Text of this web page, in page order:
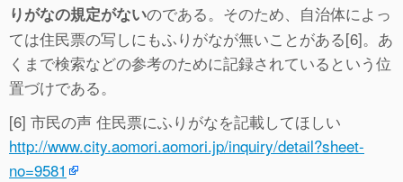
りがなの規定がないのである。そのため、自治体によっ
ては住民票の写しにもふりがなが無いことがある[6]。あ
くまで検索などの参考のために記録されているという位
置づけである。
[6] 市民の声 住民票にふりがなを記載してほしい
http://www.city.aomori.aomori.jp/inquiry/detail?sheet-
no=9581